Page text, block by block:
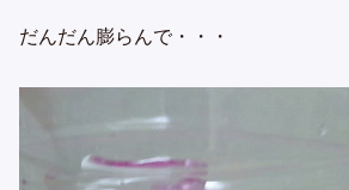
だんだん膨らんで・・・